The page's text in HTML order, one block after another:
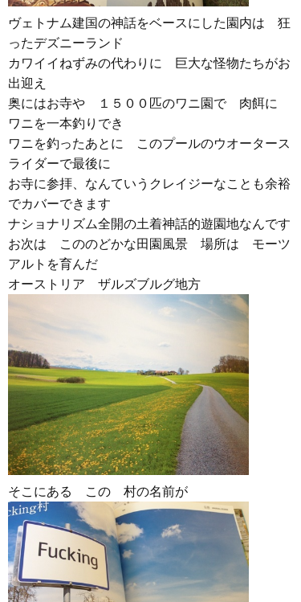
ヴェトナム建国の神話をベースにした園内は 狂
ったデズニーランド
カワイイねずみの代わりに 巨大な怪物たちがお
出迎え
奥にはお寺や １５００匹のワニ園で 肉餌に
ワニを一本釣りでき
ワニを釣ったあとに このプールのウオータース
ライダーで最後に
お寺に参拝、なんていうクレイジーなことも余裕
でカバーできます
ナショナリズム全開の土着神話的遊園地なんです
お次は こののどかな田園風景 場所は モーツ
アルトを育んだ
オーストリア ザルズブルグ地方
そこにある この 村の名前が